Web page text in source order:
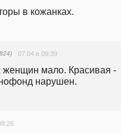
в кожанках.
07.04 в 09:39
женщин мало. Красивая -
нарушен.